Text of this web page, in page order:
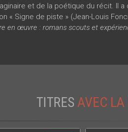
et de la poétique du récit. Il
« Signe de piste » (Jean-Louis
en œuvre : romans scouts et
TITRES AVEC LA